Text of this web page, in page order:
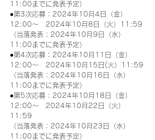
11:00までに発表予定）
●第3次応募：2024年10月4日（金）
12:00～　2024年10月8日（火）11:59
（当落発表：2024年10月9日（水）
11:00までに発表予定）
●第4次応募：2024年10月11日（金）
12:00～　2024年10月15日(火）11:59
（当落発表：2024年10月16日（水）
11:00までに発表予定）
●第5次応募：2024年10月18日（金）
12:00～　2024年10月22日（火）
11:59
（当落発表：2024年10月23日（水）
11:00までに発表予定）